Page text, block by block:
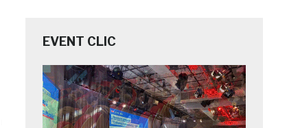
EVENT CLIC